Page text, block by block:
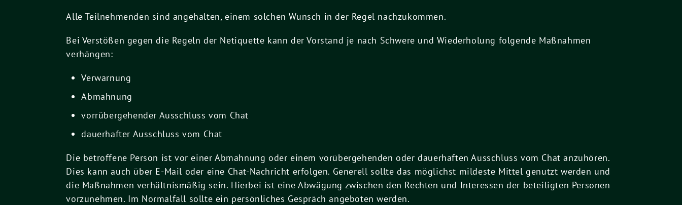
Alle Teilnehmenden sind angehalten, einem solchen Wunsch in der Regel nachzukommen.
Bei Verstößen gegen die Regeln der Netiquette kann der Vorstand je nach Schwere und Wiederholung folgende Maßnahmen
verhängen:
Verwarnung
Abmahnung
vorrübergehender Ausschluss vom Chat
dauerhafter Ausschluss vom Chat
Die betroffene Person ist vor einer Abmahnung oder einem vorübergehenden oder dauerhaften Ausschluss vom Chat anzuhören.
Dies kann auch über E-Mail oder eine Chat-Nachricht erfolgen. Generell sollte das möglichst mildeste Mittel genutzt werden und
die Maßnahmen verhältnismäßig sein. Hierbei ist eine Abwägung zwischen den Rechten und Interessen der beteiligten Personen
vorzunehmen. Im Normalfall sollte ein persönliches Gespräch angeboten werden.